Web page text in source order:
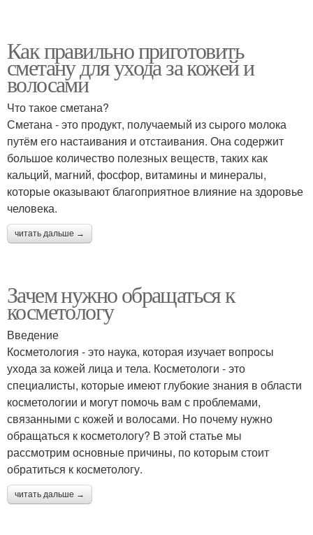
Как правильно приготовить
сметану для ухода за кожей и
волосами
Что такое сметана?
Сметана - это продукт, получаемый из сырого молока
путём его настаивания и отстаивания. Она содержит
большое количество полезных веществ, таких как
кальций, магний, фосфор, витамины и минералы,
которые оказывают благоприятное влияние на здоровье
человека.
читать дальше →
Зачем нужно обращаться к
косметологу
Введение
Косметология - это наука, которая изучает вопросы
ухода за кожей лица и тела. Косметологи - это
специалисты, которые имеют глубокие знания в области
косметологии и могут помочь вам с проблемами,
связанными с кожей и волосами. Но почему нужно
обращаться к косметологу? В этой статье мы
рассмотрим основные причины, по которым стоит
обратиться к косметологу.
читать дальше →